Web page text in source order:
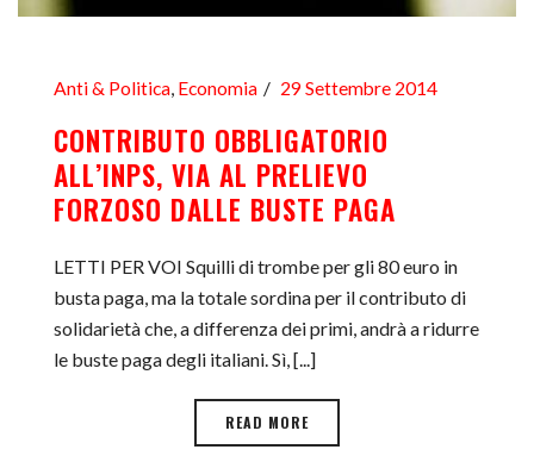
Anti & Politica Economia 29 Settembre 2014
CONTRIBUTO OBBLIGATORIO
ALL’INPS, VIA AL PRELIEVO
FORZOSO DALLE BUSTE PAGA
LETTI PER VOI Squilli di trombe per gli 80 euro in
busta paga, ma la totale sordina per il contributo di
solidarietà che, a differenza dei primi, andrà a ridurre
le buste paga degli italiani. Sì, [...]
READ MORE